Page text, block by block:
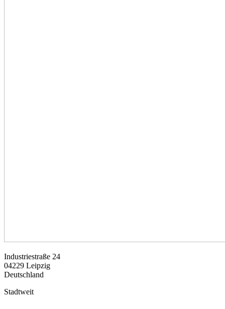
Industriestraße 24
04229 Leipzig
Deutschland
Stadtweit